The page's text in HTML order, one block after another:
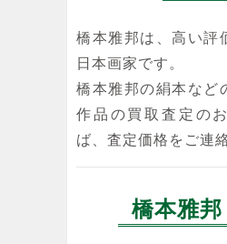
橋本雅邦は、高い評
日本画家です。
橋本雅邦の絹本など
作品の買取査定の
ば、査定価格をご連
橋本雅